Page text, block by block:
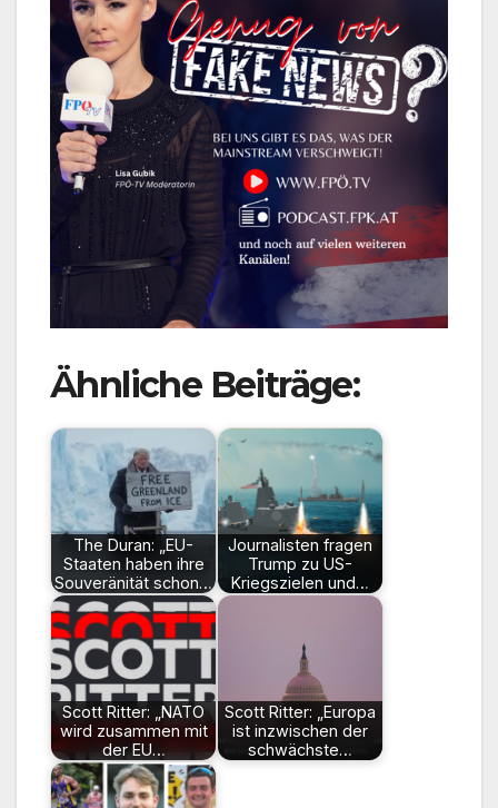
Ähnliche Beiträge:
The Duran: „EU-
Staaten haben ihre
Souveränität schon…
Journalisten fragen
Trump zu US-
Kriegszielen und…
Scott Ritter: „NATO
wird zusammen mit
der EU…
Scott Ritter: „Europa
ist inzwischen der
schwächste…